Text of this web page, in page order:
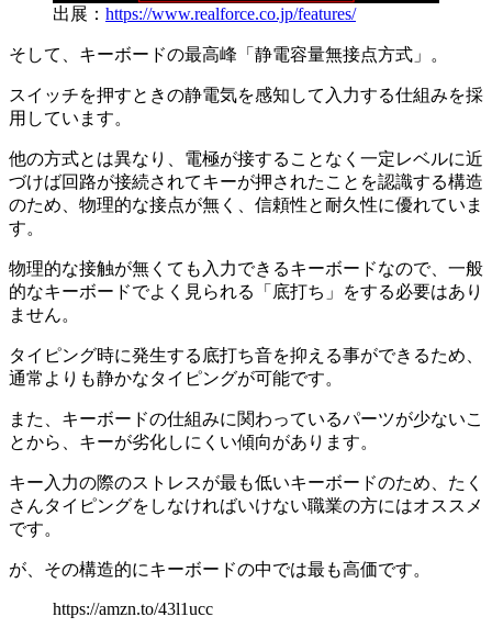
出展： https://www.realforce.co.jp/features/
そして、キーボードの最高峰「静電容量無接点方式」。
スイッチを押すときの静電気を感知して入力する仕組みを採
用しています。
他の方式とは異なり、電極が接することなく一定レベルに近
づけば回路が接続されてキーが押されたことを認識する構造
のため、物理的な接点が無く、信頼性と耐久性に優れていま
す。
物理的な接触が無くても入力できるキーボードなので、一般
的なキーボードでよく見られる「底打ち」をする必要はあり
ません。
タイピング時に発生する底打ち音を抑える事ができるため、
通常よりも静かなタイピングが可能です。
また、キーボードの仕組みに関わっているパーツが少ないこ
とから、キーが劣化しにくい傾向があります。
キー入力の際のストレスが最も低いキーボードのため、たく
さんタイピングをしなければいけない職業の方にはオススメ
です。
が、その構造的にキーボードの中では最も高価です。
https://amzn.to/43l1ucc